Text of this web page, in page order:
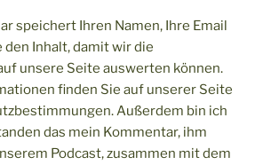
speichert Ihren Namen, Ihre Email
den Inhalt, damit wir die
unsere Seite auswerten können.
finden Sie auf unserer Seite
Außerdem bin ich
das mein Kommentar, ihm
Podcast, zusammen mit dem